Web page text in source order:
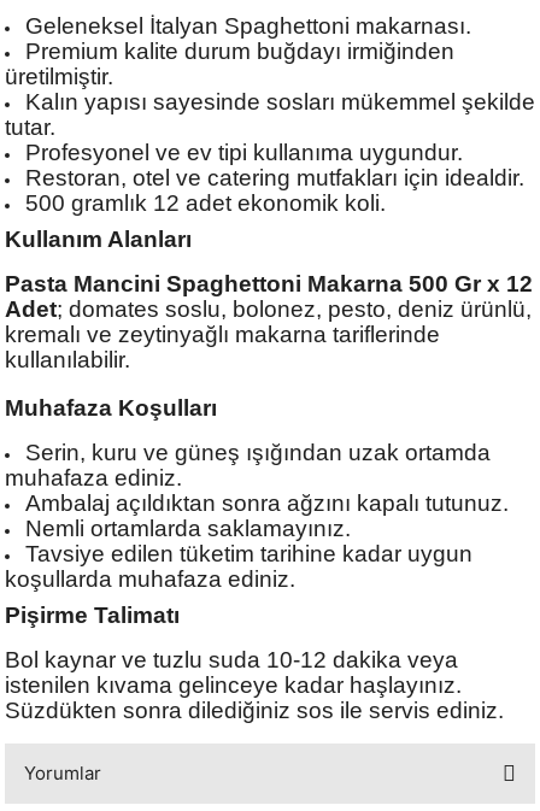
Geleneksel İtalyan Spaghettoni makarnası.
Premium kalite durum buğdayı irmiğinden
üretilmiştir.
Kalın yapısı sayesinde sosları mükemmel şekilde
tutar.
Profesyonel ve ev tipi kullanıma uygundur.
Restoran, otel ve catering mutfakları için idealdir.
500 gramlık 12 adet ekonomik koli.
Kullanım Alanları
Pasta Mancini Spaghettoni Makarna 500 Gr x 12
Adet; domates soslu, bolonez, pesto, deniz ürünlü,
kremalı ve zeytinyağlı makarna tariflerinde
kullanılabilir.
Muhafaza Koşulları
Serin, kuru ve güneş ışığından uzak ortamda
muhafaza ediniz.
Ambalaj açıldıktan sonra ağzını kapalı tutunuz.
Nemli ortamlarda saklamayınız.
Tavsiye edilen tüketim tarihine kadar uygun
koşullarda muhafaza ediniz.
Pişirme Talimatı
Bol kaynar ve tuzlu suda 10-12 dakika veya
istenilen kıvama gelinceye kadar haşlayınız.
Süzdükten sonra dilediğiniz sos ile servis ediniz.
Yorumlar